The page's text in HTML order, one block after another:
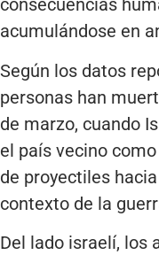
consecuencias
acumulándose en
Según los datos
personas han
de marzo, cuando
el país vecino
de proyectiles
contexto de la
Del lado israelí, los